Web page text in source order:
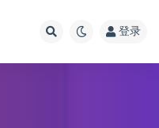
登录